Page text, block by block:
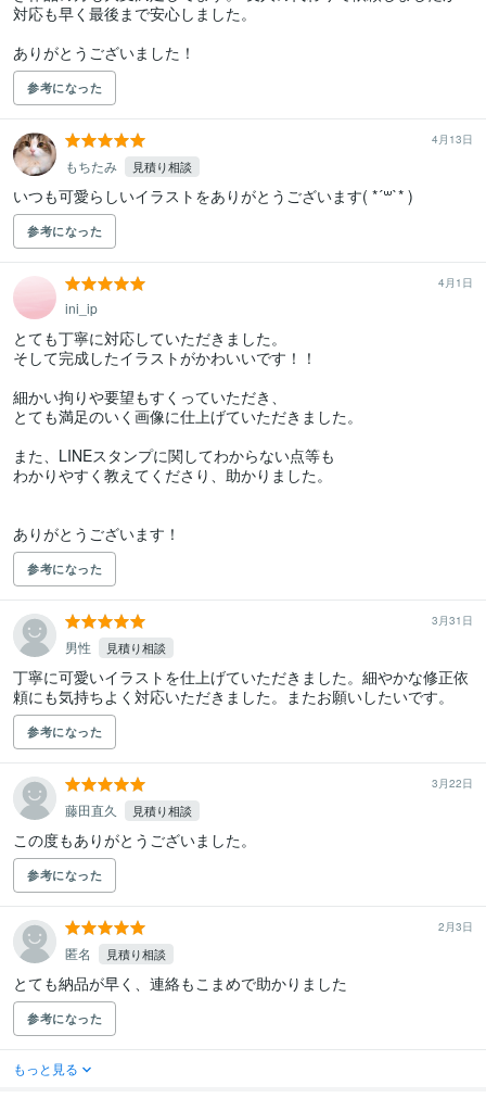
対応も早く最後まで安心しました。
ありがとうございました！
参考になった
4月13日
もちたみ 見積り相談
いつも可愛らしいイラストをありがとうございます( *´꒳`* )
参考になった
4月1日
ini_ip
とても丁寧に対応していただきました。
そして完成したイラストがかわいいです！！
細かい拘りや要望もすくっていただき、
とても満足のいく画像に仕上げていただきました。
また、LINEスタンプに関してわからない点等も
わかりやすく教えてくださり、助かりました。
ありがとうございます！
参考になった
3月31日
男性 見積り相談
丁寧に可愛いイラストを仕上げていただきました。細やかな修正依
頼にも気持ちよく対応いただきました。またお願いしたいです。
参考になった
3月22日
藤田直久 見積り相談
この度もありがとうございました。
参考になった
2月3日
匿名 見積り相談
とても納品が早く、連絡もこまめで助かりました
参考になった
もっと見る